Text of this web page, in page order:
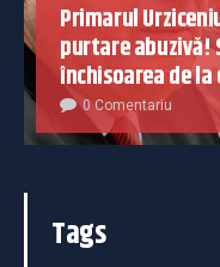
Primarul
purtare abuzivă!
închisoarea de
0 Comentariu
Tags